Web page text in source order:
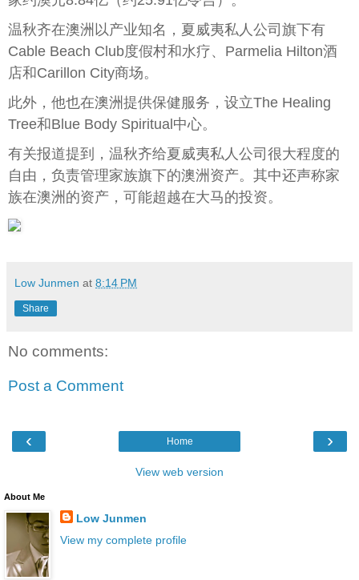
温秋齐在澳洲以产业知名，夏威夷私人公司旗下有
Cable Beach Club度假村和水疗、Parmelia Hilton酒
店和Carillon City商场。
此外，他也在澳洲提供保健服务，设立The Healing
Tree和Blue Body Spiritual中心。
有关报道提到，温秋齐给夏威夷私人公司很大程度的
自由，负责管理家族旗下的澳洲资产。其中还声称家
族在澳洲的资产，可能超越在大马的投资。
Low Junmen at 8:14 PM
Share
No comments:
Post a Comment
‹ ›
Home
View web version
About Me
Low Junmen
View my complete profile